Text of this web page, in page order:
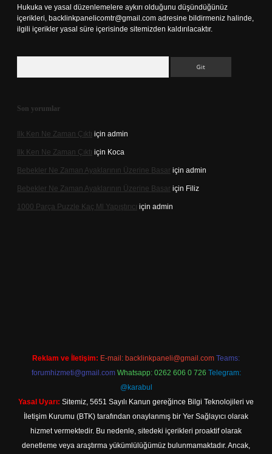
Hukuka ve yasal düzenlemelere aykırı olduğunu düşündüğünüz
içerikleri, backlinkpanelicomtr@gmail.com adresine bildirmeniz halinde,
ilgili içerikler yasal süre içerisinde sitemizden kaldırılacaktır.
Son yorumlar
Ilk Ken Ne Zaman Çıktı için admin
Ilk Ken Ne Zaman Çıktı için Koca
Bebekler Ne Zaman Ayaklarının Üzerine Basar için admin
Bebekler Ne Zaman Ayaklarının Üzerine Basar için Filiz
1000 Parça Puzzle Kaç Ml Yapıştırıcı için admin
Reklam ve İletişim: E-mail: backlinkpaneli@gmail.com Teams:
forumhizmeti@gmail.com Whatsapp: 0262 606 0 726 Telegram:
@karabul
Yasal Uyarı: Sitemiz, 5651 Sayılı Kanun gereğince Bilgi Teknolojileri ve
İletişim Kurumu (BTK) tarafından onaylanmış bir Yer Sağlayıcı olarak
hizmet vermektedir. Bu nedenle, sitedeki içerikleri proaktif olarak
denetleme veya araştırma yükümlülüğümüz bulunmamaktadır. Ancak,